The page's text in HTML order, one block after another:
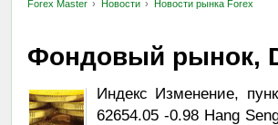
Forex Master Новости Новости рынка Forex
Фондовый рынок,
Индекс Изменение,
62654.05 -0.98 Hang